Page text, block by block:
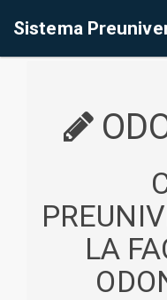
Sistema
LA